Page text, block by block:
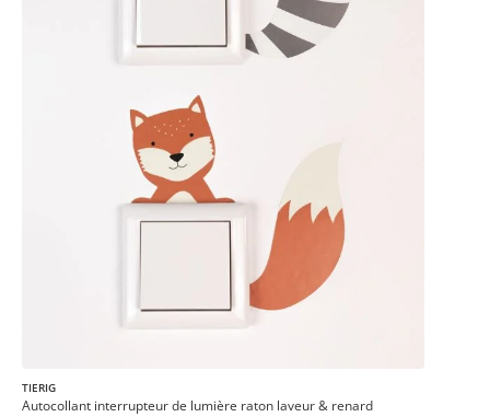
TIERIG
Autocollant interrupteur de lumière raton laveur & renard